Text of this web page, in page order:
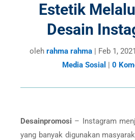
Estetik
Desain
oleh rahma rahma| Feb 1, 2021
Media Sosial | 0
Desainpromosi – Instagram
yang banyak digunakan